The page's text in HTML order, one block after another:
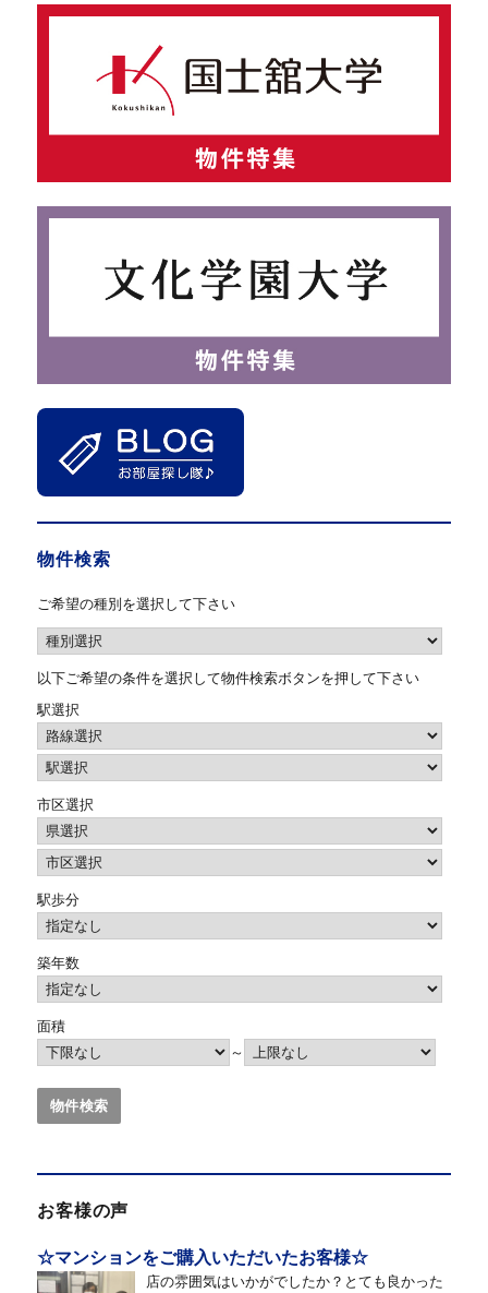
物件検索
ご希望の種別を選択して下さい
以下ご希望の条件を選択して物件検索ボタンを押して下さい
駅選択
市区選択
駅歩分
築年数
面積
～
お客様の声
☆マンションをご購入いただいたお客様☆
店の雰囲気はいかがでしたか？とても良かった